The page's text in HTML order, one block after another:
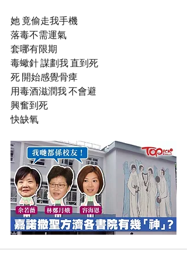
她 竟偷走我手機
落毒不需運氣
套哪有限期
毒蠍針 謀劃我 直到死
死 開始感覺骨痺
用毒酒滋潤我 不會避
興奮到死
快缺氧